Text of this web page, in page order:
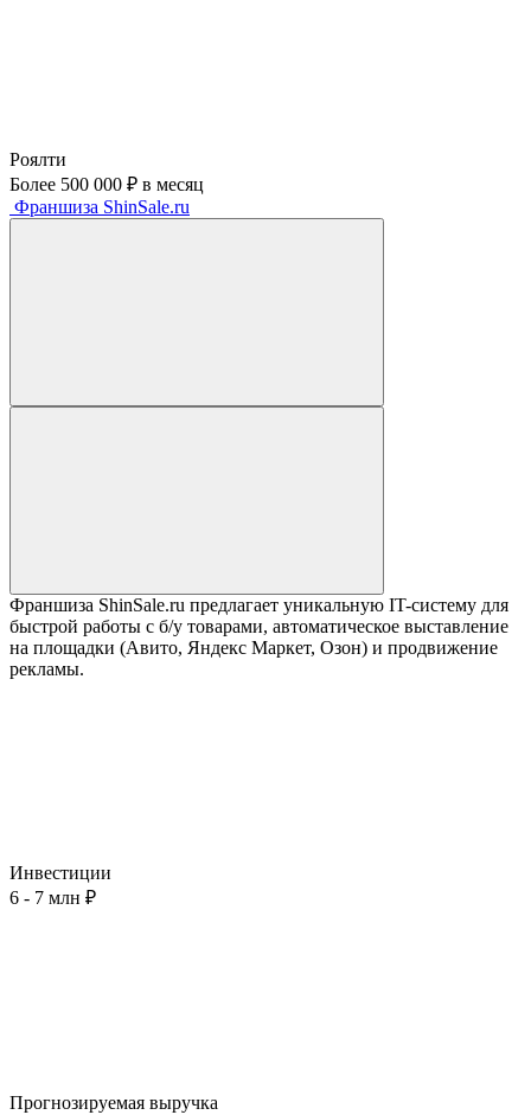
Роялти
Более 500 000 ₽ в месяц
Франшиза ShinSale.ru
Франшиза ShinSale.ru предлагает уникальную IT-систему для
быстрой работы с б/у товарами, автоматическое выставление
на площадки (Авито, Яндекс Маркет, Озон) и продвижение
рекламы.
Инвестиции
6 - 7 млн ₽
Прогнозируемая выручка